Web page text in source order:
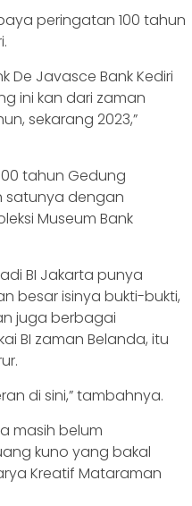
peringatan 100 tahun
De Javasce Bank Kediri
ini kan dari zaman
sekarang 2023,”
tahun Gedung
satunya dengan
Museum Bank
BI Jakarta punya
besar isinya bukti-bukti,
juga berbagai
BI zaman Belanda, itu
di sini,” tambahnya.
masih belum
kuno yang bakal
Kreatif Mataraman